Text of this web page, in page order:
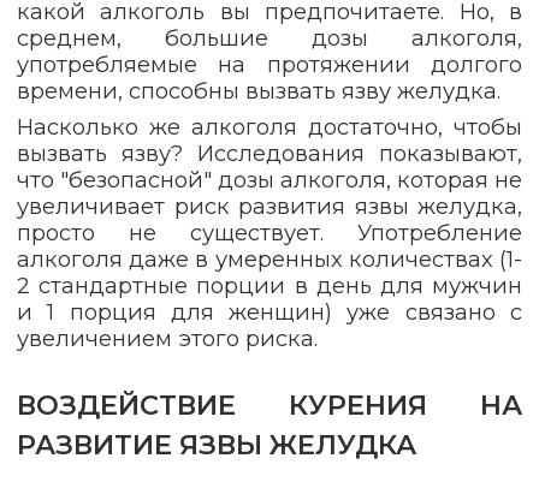
какой алкоголь вы предпочитаете. Но, в
среднем, большие дозы алкоголя,
употребляемые на протяжении долгого
времени, способны вызвать язву желудка.
Насколько же алкоголя достаточно, чтобы
вызвать язву? Исследования показывают,
что "безопасной" дозы алкоголя, которая не
увеличивает риск развития язвы желудка,
просто не существует. Употребление
алкоголя даже в умеренных количествах (1-
2 стандартные порции в день для мужчин
и 1 порция для женщин) уже связано с
увеличением этого риска.
ВОЗДЕЙСТВИЕ КУРЕНИЯ НА
РАЗВИТИЕ ЯЗВЫ ЖЕЛУДКА